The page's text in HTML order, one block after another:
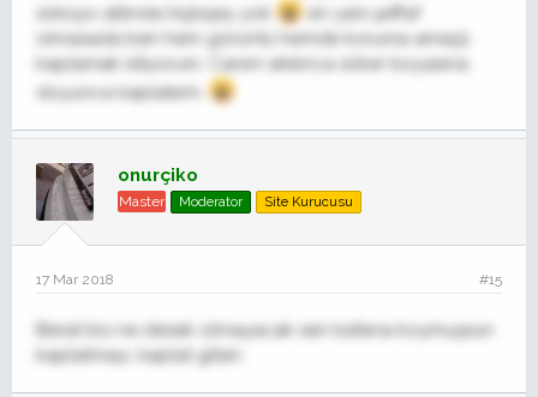
söküyo altında hiçbişey yok
en yani şeffaf
olmasada ben hem görüntü hemde koruma amaçlı
kaplamak istiyorum. Canım sıkılınca söker boyasına
doyunca kaplatıırm.
onurçiko
Master Moderator Site Kurucusu
17 Mar 2018 #15
Berat biz ne desek olmayacak sen kafana koymuşsun
kaplatmayı, kaplat gitsin.